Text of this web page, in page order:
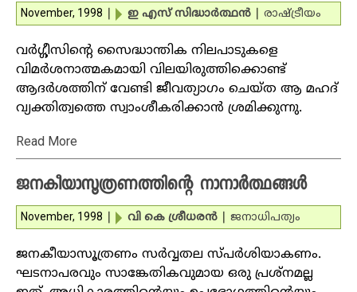
November, 1998 ഇ എസ് സിദ്ധാര്‍ത്ഥന്‍ രാഷ്ട്രീയം
വര്‍ഗ്ഗീസിന്റെ സൈദ്ധാന്തിക നിലപാടുകളെ
വിമര്‍ശനാത്മകമായി വിലയിരുത്തിക്കൊണ്ട്
ആദര്‍ശത്തിന് വേണ്ടി ജീവത്യാഗം ചെയ്ത ആ മഹദ്
വ്യക്തിത്വത്തെ സ്വാംശീകരിക്കാന്‍ ശ്രമിക്കുന്നു.
Read More
ജനകീയാസൂത്രണത്തിന്റെ നാനാര്‍ത്ഥങ്ങള്‍
November, 1998 വി കെ ശ്രീധരന്‍ ജനാധിപത്യം
ജനകീയാസൂത്രണം സര്‍വ്വതല സ്പര്‍ശിയാകണം.
ഘടനാപരവും സാങ്കേതികവുമായ ഒരു പ്രശ്‌നമല്ല